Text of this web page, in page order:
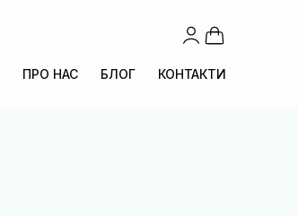
ПРО НАС БЛОГ КОНТАКТИ